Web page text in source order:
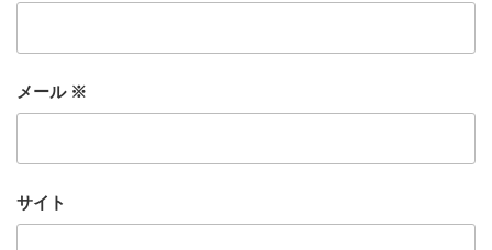
メール ※
サイト